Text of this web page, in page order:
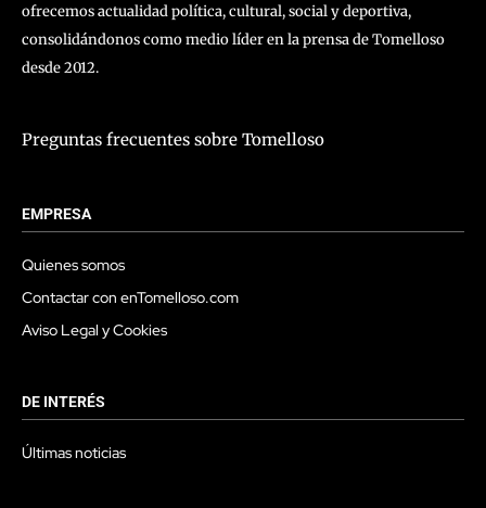
ofrecemos actualidad política, cultural, social y deportiva,
consolidándonos como medio líder en la prensa de Tomelloso
desde 2012.
Preguntas frecuentes sobre Tomelloso
EMPRESA
Quienes somos
Contactar con enTomelloso.com
Aviso Legal y Cookies
DE INTERÉS
Últimas noticias